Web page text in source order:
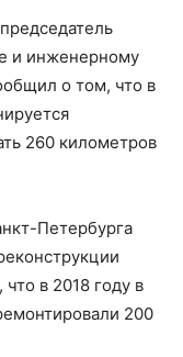
и инженерному
о том, что в
260 километров
Петербурга
в 2018 году в
200